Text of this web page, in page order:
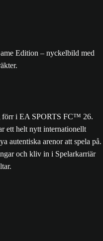
förr i EA SPORTS FC™ 26.
ett helt nytt internationellt
autentiska arenor att spela på.
och kliv in i Spelarkarriär